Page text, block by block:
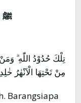
ﷺ
تِلْكَ حُدُوْدُ اللّٰهِ
مِنْ تَحْتِهَا الْاَنْهٰرُ
Barangsiapa